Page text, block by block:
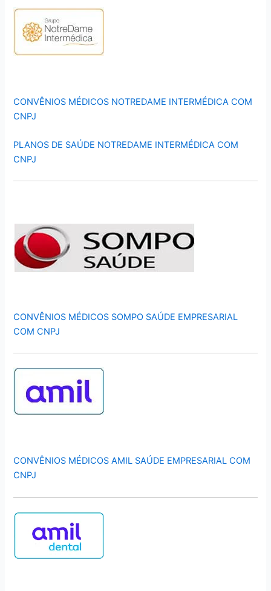
CONVÊNIOS MÉDICOS NOTREDAME INTERMÉDICA COM
CNPJ
PLANOS DE SAÚDE NOTREDAME INTERMÉDICA COM
CNPJ
CONVÊNIOS MÉDICOS SOMPO SAÚDE EMPRESARIAL
COM CNPJ
CONVÊNIOS MÉDICOS AMIL SAÚDE EMPRESARIAL COM
CNPJ